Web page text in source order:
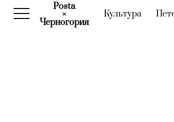
Posta
×
Черногория(current)
Культура